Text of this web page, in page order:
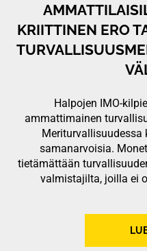
KRIITTINEN ERO
Halpojen IMO-
ammattimainen
Meriturvallisuudessa
samanarvoisia.
tietämättään
valmistajilta, joilla ei